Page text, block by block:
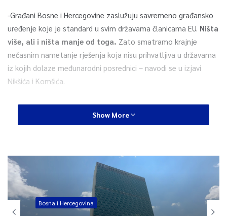
-Građani Bosne i Hercegovine zaslužuju savremeno građansko
uređenje koje je standard u svim državama članicama EU. Ništa
više, ali i ništa manje od toga. Zato smatramo krajnje
nečasnim nametanje rješenja koja nisu prihvatljiva u državama
iz kojih dolaze međunarodni posrednici – navodi se u izjavi
Nikšića i Komšića.
Navode da rješenja koja se nude predstavljaju dodatno kršenje
presuda Evropskog suda za ljudska prava, te da je prijedlog
formulaciji, korak unazad u odnosu i na trenutno stanje.
-Svako rješenje kojim se uvodi različit način izbora članova
Predsjedništva Bosne i Hercegovine u dva entiteta predstavlja
korak ka potvrđivanju autonomnog, separatističkog statusa
Show More
Bosna i Hercegovina